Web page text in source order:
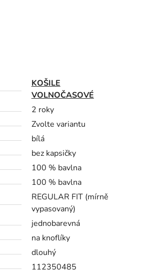
KOŠILE
VOLNOČASOVÉ
2 roky
Zvolte variantu
bílá
bez kapsičky
100 % bavlna
100 % bavlna
REGULAR FIT (mírně
vypasovaný)
jednobarevná
na knoflíky
dlouhý
112350485